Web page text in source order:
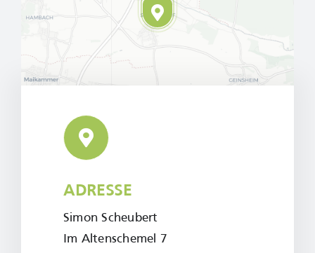
|Map tiles byCARTO
OpenStreetMap , under ODbL.
ADRESSE
Simon Scheubert
Im Altenschemel 7